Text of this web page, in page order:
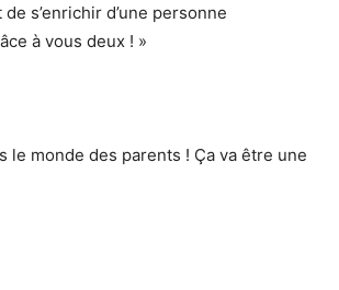
s’enrichir d’une personne
à vous deux ! »
le monde des parents ! Ça va être une